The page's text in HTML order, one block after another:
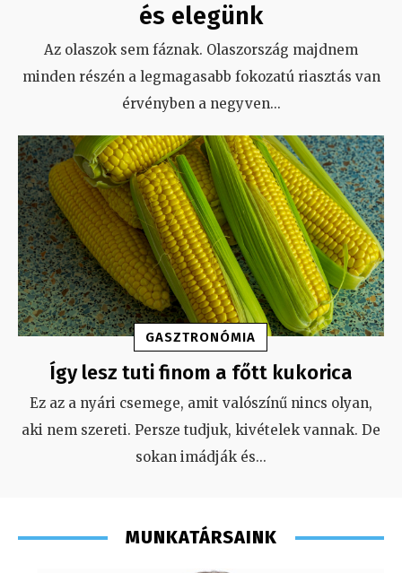
és elegünk
Az olaszok sem fáznak. Olaszország majdnem
minden részén a legmagasabb fokozatú riasztás van
érvényben a negyven...
GASZTRONÓMIA
Így lesz tuti finom a főtt kukorica
Ez az a nyári csemege, amit valószínű nincs olyan,
aki nem szereti. Persze tudjuk, kivételek vannak. De
sokan imádják és...
MUNKATÁRSAINK